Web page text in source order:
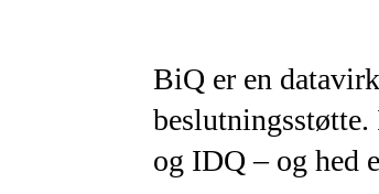
BiQ er en
beslutningsstøtte.
og IDQ – og hed